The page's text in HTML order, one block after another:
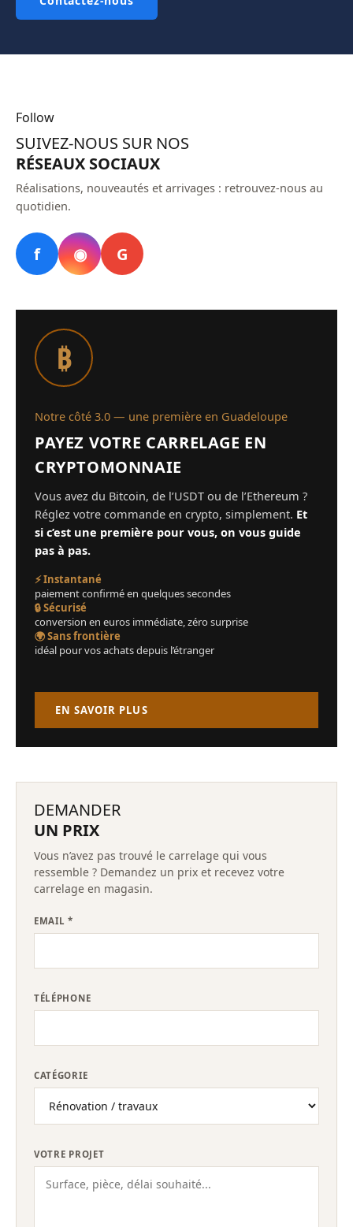
Follow
SUIVEZ-NOUS SUR NOS
RÉSEAUX SOCIAUX
Réalisations, nouveautés et arrivages : retrouvez-nous au
quotidien.
f ◉ G
₿
Notre côté 3.0 — une première en Guadeloupe
PAYEZ VOTRE CARRELAGE EN
CRYPTOMONNAIE
Vous avez du Bitcoin, de l’USDT ou de l’Ethereum ?
Réglez votre commande en crypto, simplement. Et
si c’est une première pour vous, on vous guide
pas à pas.
⚡ Instantané
paiement confirmé en quelques secondes
🔒 Sécurisé
conversion en euros immédiate, zéro surprise
🌍 Sans frontière
idéal pour vos achats depuis l’étranger
EN SAVOIR PLUS
DEMANDER
UN PRIX
Vous n’avez pas trouvé le carrelage qui vous
ressemble ? Demandez un prix et recevez votre
carrelage en magasin.
EMAIL *
TÉLÉPHONE
CATÉGORIE
VOTRE PROJET